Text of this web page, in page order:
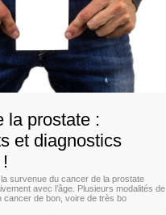
la prostate :
et diagnostics
survenue du cancer de la prostate
avec l’âge. Plusieurs modalités de
cancer de bon, voire de très bo